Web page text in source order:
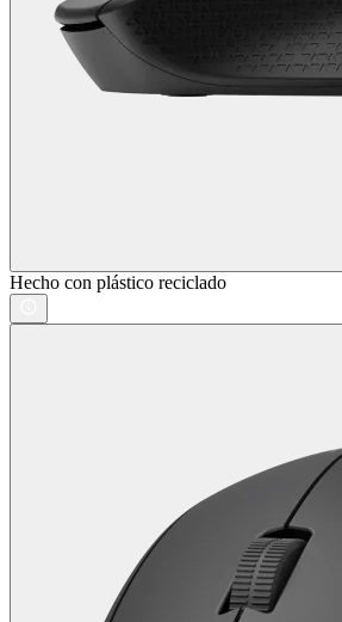
Hecho con plástico reciclado